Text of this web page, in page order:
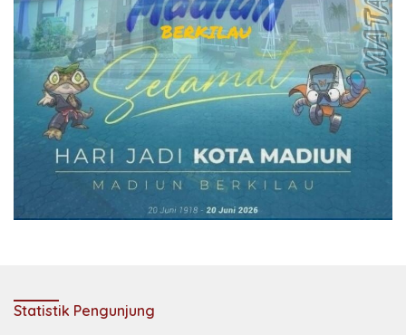
Statistik Pengunjung